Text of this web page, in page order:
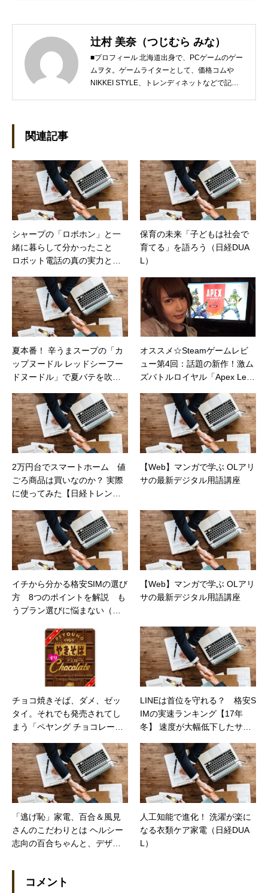
辻村 美奈（つじむら みな）
■プロフィール 北海道出身で、PCゲームのゲー
ムヲタ。ゲームライターとして、価格コムや
NIKKEI STYLE、トレンディネットなどで記事
関連記事
シャープの「ロボホン」と一
緒に暮らして分かったこと
ロボット電話の真の実力とは
保育の未来「子どもは社会で
育てる」を語ろう（日経DUA
L）
夏本番！ 辛うまスープの「カ
ップヌードル レッドシーフー
ドヌードル」で夏バテを吹き
ン）
オススメ☆Steamゲームレビ
ュー第4回：話題の新作！激ム
ズバトルロイヤル「Apex Lege
2万円台でスマートホーム 値
ごろ商品は買いなのか？ 実際
に使ってみた【日経トレンデ
【Web】マンガで学ぶ OLアリ
サの最新デジタル用語講座
イチから分かる格安SIMの選び
方 8つのポイントを解説 も
うプラン選びに悩まない（日
【Web】マンガで学ぶ OLアリ
サの最新デジタル用語講座
チョコ焼きそば、ダメ、ゼッ
タイ。それでも発売されてし
まう「ペヤング チョコレート
コムマガジン）
LINEは首位を守れる？ 格安S
IMの実速ランキング【17年
冬】 速度が大幅低下したサー
ト】
「逃げ恥」家電、百合＆風見
さんのこだわりとは ヘルシー
志向の百合ちゃんと、デザイ
の行方は？（日経DUAL）
人工知能で進化！ 洗濯が楽に
なる衣類ケア家電（日経DUA
L）
コメント